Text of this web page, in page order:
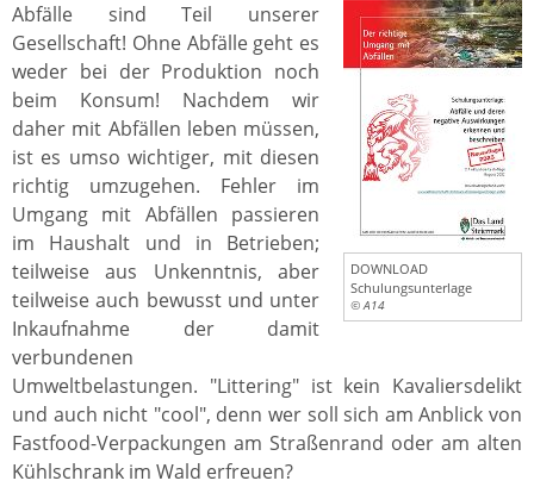
DOWNLOAD
Schulungsunterlage
© A14
Abfälle sind Teil unserer
Gesellschaft! Ohne Abfälle geht es
weder bei der Produktion noch
beim Konsum! Nachdem wir
daher mit Abfällen leben müssen,
ist es umso wichtiger, mit diesen
richtig umzugehen. Fehler im
Umgang mit Abfällen passieren
im Haushalt und in Betrieben;
teilweise aus Unkenntnis, aber
teilweise auch bewusst und unter
Inkaufnahme der damit
verbundenen
Umweltbelastungen. "Littering" ist kein Kavaliersdelikt
und auch nicht "cool", denn wer soll sich am Anblick von
Fastfood-Verpackungen am Straßenrand oder am alten
Kühlschrank im Wald erfreuen?